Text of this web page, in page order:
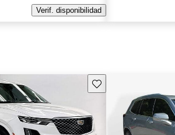
Verif. disponibilidad
Guarda este Aviso